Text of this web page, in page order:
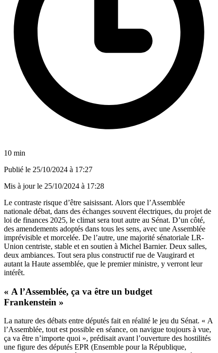
10 min
Publié le 25/10/2024 à 17:27
Mis à jour le 25/10/2024 à 17:28
Le contraste risque d’être saisissant. Alors que l’Assemblée
nationale débat, dans des échanges souvent électriques, du projet de
loi de finances 2025, le climat sera tout autre au Sénat. D’un côté,
des amendements adoptés dans tous les sens, avec une Assemblée
imprévisible et morcelée. De l’autre, une majorité sénatoriale LR-
Union centriste, stable et en soutien à Michel Barnier. Deux salles,
deux ambiances. Tout sera plus constructif rue de Vaugirard et
autant la Haute assemblée, que le premier ministre, y verront leur
intérêt.
« A l’Assemblée, ça va être un budget
Frankenstein »
La nature des débats entre députés fait en réalité le jeu du Sénat. « A
l’Assemblée, tout est possible en séance, on navigue toujours à vue,
ça va être n’importe quoi », prédisait avant l’ouverture des hostilités
une figure des députés EPR (Ensemble pour la République,